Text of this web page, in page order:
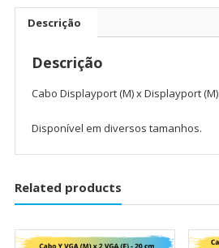
Descrição
Descrição
Cabo Displayport (M) x Displayport (M)
Disponível em diversos tamanhos.
Related products